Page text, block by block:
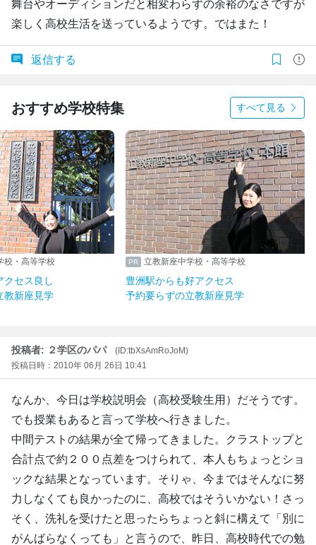
舞台やオーディションだと相変わらずの余裕のなさですが
楽しく高校生活を送っているようです。ではまた！
返信する
おすすめ学校特集 すべて見る
校・高等学校
クセス良し
教新座見学
立教新座中学校・高等学校
豊洲駅からも好アクセス
予約要らずの立教新座見学
投稿者: ２学区のパパ
(ID:tbXsAmRoJoM)
投稿日時：2010年 06月 26日 10:41
なんか、今日は学校説明会（高校受験生用）だそうです。
でも授業もあると言って学校へ行きました。
中間テストの結果が全て帰ってきました。クラストップと
合計点で約２００点差をつけられて、本人もちょっとショ
ックな結果となっています。そりゃ、今まではそんなに努
力しなくても良かったのに、高校ではそういかない！さっ
そく、洗礼を受けたと思ったらちょっと斜に構えて「別に
がんばらなくっても」と言うので、昨日、高校時代での勉